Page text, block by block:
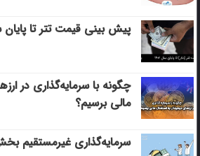
پیش بینی قیمت تتر تا پایان سال
چگونه با سرمایه‌گذاری در
مالی برسیم؟
سرمایه‌گذاری غیرمستقیم